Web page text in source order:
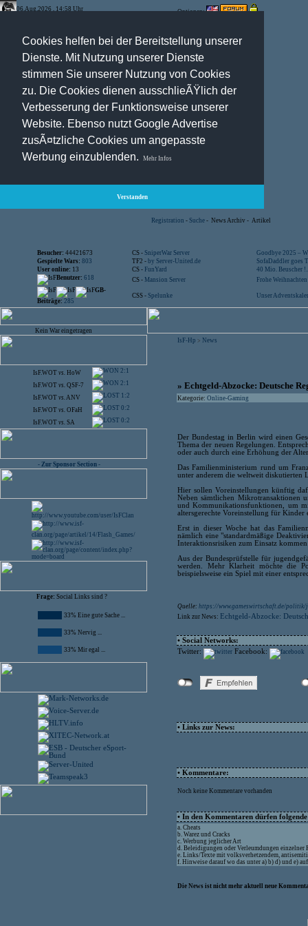
Cookies helfen bei der Bereitstellung unserer
Dienste. Mit Nutzung unserer Dienste
stimmen Sie unserer Nutzung von Cookies
zu. Die Cookies dienen ausschlieÃŸlich der
Verbesserung der Funktionsweise unserer
Website. Ebenso nutzt Google Advertise
zusÃ¤tzliche Cookies um angepasste
Werbung einzublenden.
Mehr Infos
Verstanden
06.Aug.2026 , 14:58 Uhr Optionen:
Registration - Suche - News Archiv - Artikel
Besucher: 44421673 CS - SniperWar Server
Goodbye 2025 –
Gespielte Wars: 803 TF2 - by Server-United.de
SofaDaddler goes
User online: 13 CS - FunYard
40 Mio. Beuscher
Benutzer: 618 CS - Mansion Server
Frohe
GB-
Beiträge: 285
CSS - Spelunke Unser
Kein War eingetragen
IsF.WOT vs. HoW 2:1
IsF.WOT vs. QSF-7 2:1
IsF.WOT vs.ANV 1:2
IsF.WOT vs. OFaH 0:2
IsF.WOT vs. SA 0:2
- Zur Sponsor Section -
Frage: Social Links sind ?
33% Eine gute Sache ...
33% Nervig ...
33% Mir egal ...
IsF-Hp > News
» Echtgeld-Abzocke: Deutsche
Kategorie: Online-Gaming
Der Bundestag in Berlin wird einen
Thema der neuen Regelungen.
oder auch durch eine Erhöhung der
Das Familienministerium rund um
unter anderem die weltweit diskutierten
Hier sollen Voreinstellungen künftig
Neben sämtlichen Mikrotransaktionen
und Kommunikationsfunktionen, um
altersgerechte Voreinstellung für
Erst in dieser Woche hat das
nämlich eine "standardmäßige
Interaktionsrisiken zum Einsatz
Aus der Bundesprüfstelle für
werden. Mehr Klarheit möchte die
beispielsweise ein Spiel mit einer
Quelle: https://www.gameswirtschaft.de/politik/
Link zur News: Echtgeld-Abzocke:
• Social Networks:
Twitter:
Facebook:
• Links zur News:
• Kommentare:
Noch keine Kommentare vorhanden
• In den Kommentaren dürfen
a. Cheats
b. Warez und Cracks
c. Werbung jeglicher Art
d. Beleidigungen oder Verleumdungen einzelner
e. Links/Texte mit volksverhetzendem,
f. Hinweise darauf wo das unter a) b) d) und e)
Die News ist nicht mehr aktuell neue